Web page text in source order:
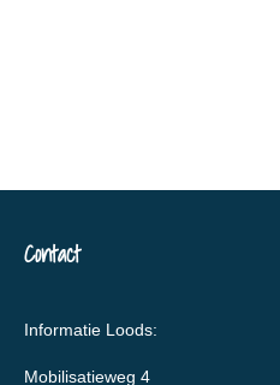
Contact
Informatie Loods:
Mobilisatieweg 4